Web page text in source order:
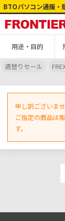
BTOパソコン通販・
用途・目的
週替りセール
申し訳ございませ
ご指定の商品は
す。